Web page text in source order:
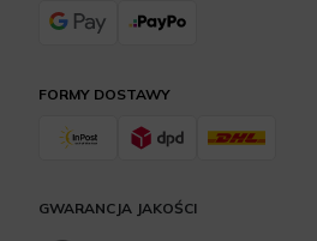
FORMY DOSTAWY
GWARANCJA JAKOŚCI